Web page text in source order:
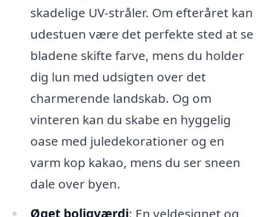
skadelige UV-stråler. Om efteråret kan
udestuen være det perfekte sted at se
bladene skifte farve, mens du holder
dig lun med udsigten over det
charmerende landskab. Og om
vinteren kan du skabe en hyggelig
oase med juledekorationer og en
varm kop kakao, mens du ser sneen
dale over byen.
Øget boligværdi: En veldesignet og